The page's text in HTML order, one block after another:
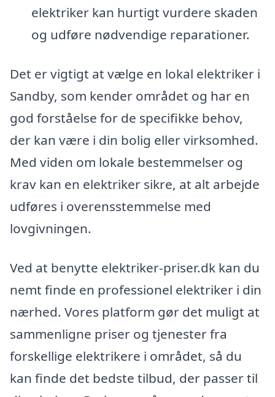
elektriker kan hurtigt vurdere skaden
og udføre nødvendige reparationer.
Det er vigtigt at vælge en lokal elektriker i
Sandby, som kender området og har en
god forståelse for de specifikke behov,
der kan være i din bolig eller virksomhed.
Med viden om lokale bestemmelser og
krav kan en elektriker sikre, at alt arbejde
udføres i overensstemmelse med
lovgivningen.
Ved at benytte elektriker-priser.dk kan du
nemt finde en professionel elektriker i din
nærhed. Vores platform gør det muligt at
sammenligne priser og tjenester fra
forskellige elektrikere i området, så du
kan finde det bedste tilbud, der passer til